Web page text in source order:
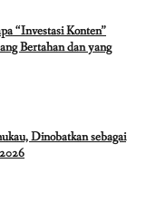
“Investasi Konten”
Bertahan dan yang
Dinobatkan sebagai